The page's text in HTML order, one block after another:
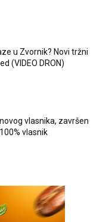
u Zvornik? Novi tržni
(VIDEO DRON)
vlasnika, završen
vlasnik